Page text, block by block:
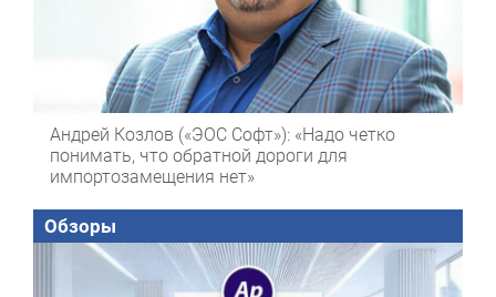
Андрей Козлов («ЭОС Софт»): «Надо четко
понимать, что обратной дороги для
импортозамещения нет»
Обзоры